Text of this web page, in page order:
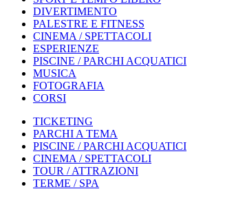
DIVERTIMENTO
PALESTRE E FITNESS
CINEMA / SPETTACOLI
ESPERIENZE
PISCINE / PARCHI ACQUATICI
MUSICA
FOTOGRAFIA
CORSI
TICKETING
PARCHI A TEMA
PISCINE / PARCHI ACQUATICI
CINEMA / SPETTACOLI
TOUR / ATTRAZIONI
TERME / SPA